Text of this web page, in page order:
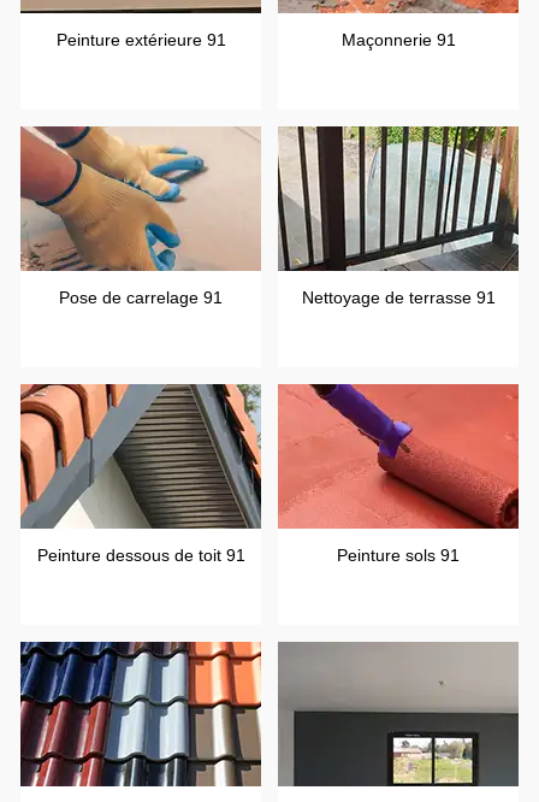
Peinture extérieure 91 Maçonnerie 91
Pose de carrelage 91 Nettoyage de terrasse 91
Peinture dessous de toit 91 Peinture sols 91